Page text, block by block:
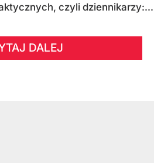
czyli dziennikarzy:...
DALEJ